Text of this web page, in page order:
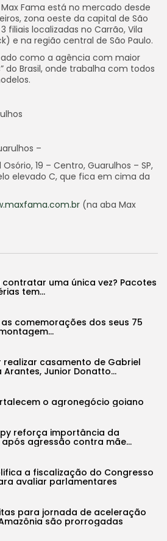
Fama está no mercado desde
zona oeste da capital de São
filiais localizadas no Carrão, Vila
e na região central de São Paulo.
como a agência com maior
do Brasil, onde trabalha com todos
–
19 – Centro, Guarulhos – SP,
elevado C, que fica em cima da
(na aba Max
contratar uma única vez? Pacotes
tem...
comemorações dos seus 75
realizar casamento de Gabriel
Arantes, Junior Donatto...
o agronegócio goiano
reforça importância da
agressão contra mãe...
a fiscalização do Congresso
avaliar parlamentares
para jornada de aceleração
são prorrogadas